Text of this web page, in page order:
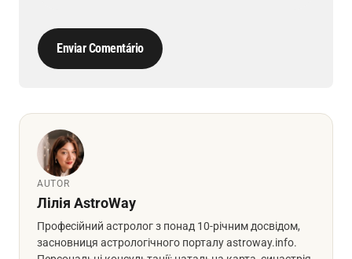
Enviar Comentário
AUTOR
Лілія AstroWay
Професійний астролог з понад 10-річним досвідом,
засновниця астрологічного порталу astroway.info.